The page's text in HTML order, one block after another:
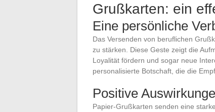
Grußkarten: ein
Eine persönliche
Das Versenden von beruflichen
zu stärken. Diese Geste zeigt die
Loyalität fördern und sogar neue
personalisierte Botschaft, die die
Positive
Papier-Grußkarten senden eine